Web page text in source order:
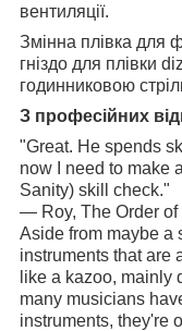
вентиляції.
Змінна плівка для
гніздо для плівки
годинниковою
З професійних
"Great. He spends
now I need to make
Sanity) skill check."
— Roy, The Order of
Aside from maybe a
instruments that are
like a kazoo, mainly
many musicians
instruments, they're